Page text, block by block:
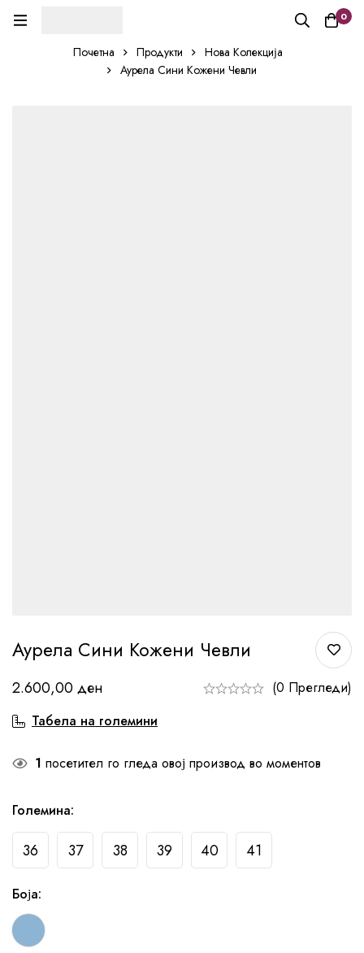
0
Почетна Продукти
Нова Колекција
Аурела Сини Кожени Чевли
Аурела Сини Кожени Чевли
2.600,00ден
(0 Прегледи)
Табела на големини
1 посетител го гледа овој производ во моментов
Големина:
36 37 38 39 40 41
Боја: